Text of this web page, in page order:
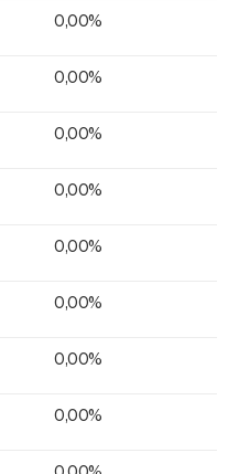
0,00%
0,00%
0,00%
0,00%
0,00%
0,00%
0,00%
0,00%